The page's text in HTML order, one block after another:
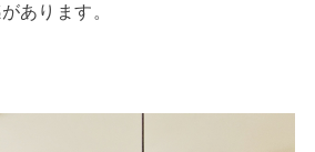
あります。